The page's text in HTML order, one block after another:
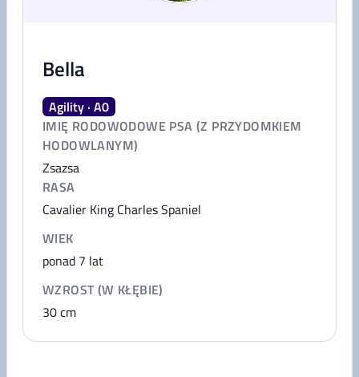
Bella
Agility · A0
IMIĘ RODOWODOWE PSA (Z PRZYDOMKIEM
HODOWLANYM)
Zsazsa
RASA
Cavalier King Charles Spaniel
WIEK
ponad 7 lat
WZROST (W KŁĘBIE)
30cm